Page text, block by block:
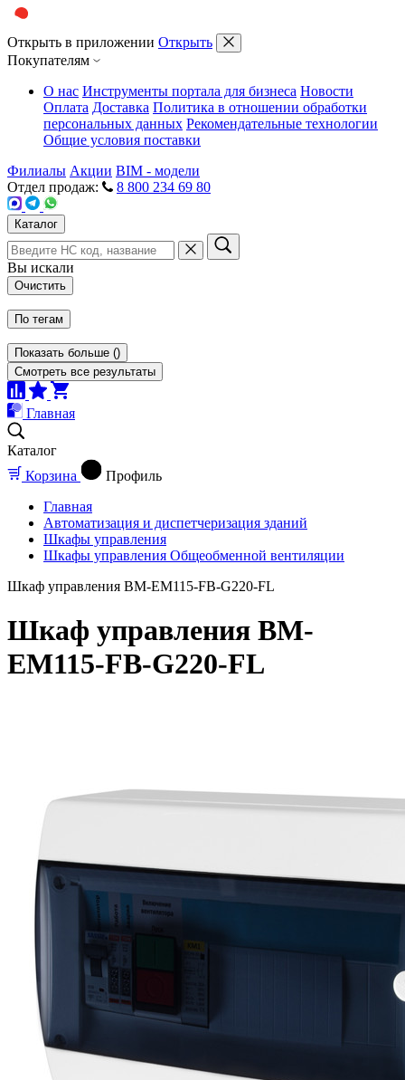
Открыть в приложении Открыть
Покупателям
О нас Инструменты портала для бизнеса Новости
Оплата Доставка Политика в отношении обработки
персональных данных Рекомендательные технологии
Общие условия поставки
Филиалы Акции BIM - модели
Отдел продаж:
8 800 234 69 80
Каталог
Вы искали
Очистить
По тегам
Показать больше ()
Смотреть все результаты
Главная
Каталог
Корзина
Профиль
Главная
Автоматизация и диспетчеризация зданий
Шкафы управления
Шкафы управления Общеобменной вентиляции
Шкаф управления BM-EM115-FB-G220-FL
Шкаф управления BM-
EM115-FB-G220-FL